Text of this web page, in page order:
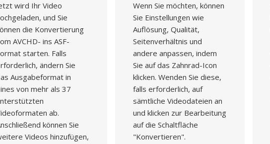
wird Ihr Video
und Sie
die Konvertierung
AVCHD- ins ASF-
starten. Falls
ändern Sie
Ausgabeformat in
von mehr als 37
ab.
können Sie
Videos hinzufügen,
Wenn Sie möchten, können
Sie Einstellungen wie
Auflösung, Qualität,
Seitenverhältnis und
andere anpassen, indem
Sie auf das Zahnrad-Icon
klicken. Wenden Sie diese,
falls erforderlich, auf
sämtliche Videodateien an
und klicken zur Bearbeitung
auf die Schaltfläche
"Konvertieren".